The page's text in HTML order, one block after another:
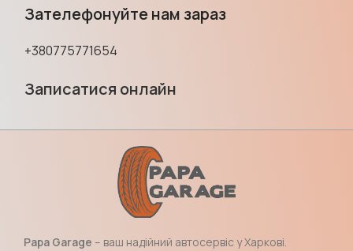
Зателефонуйте нам зараз
+380775771654
Записатися онлайн
Papa Garage – ваш надійний автосервіс у Харкові.